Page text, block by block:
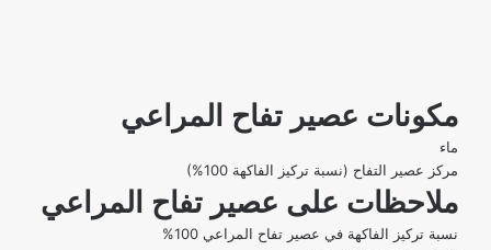
مكونات عصير تفاح المراعي
ماء
مركز عصير التفاح (نسبة تركيز الفاكهة 100%)
ملاحظات على عصير تفاح المراعي
نسبة تركيز الفاكهة في عصير تفاح المراعي 100%